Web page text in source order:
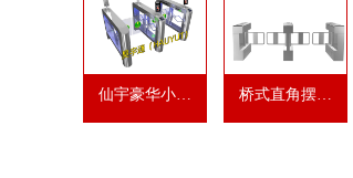
仙宇豪华小摆
闸
桥式直角摆闸
HYT APB1